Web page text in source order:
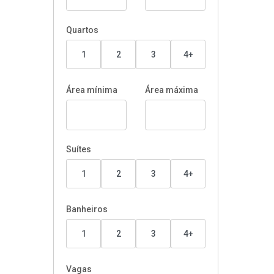
Quartos
1 2 3 4+
Área mínima Área máxima
Suítes
1 2 3 4+
Banheiros
1 2 3 4+
Vagas